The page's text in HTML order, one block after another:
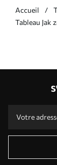
Accueil
Tableau Jak